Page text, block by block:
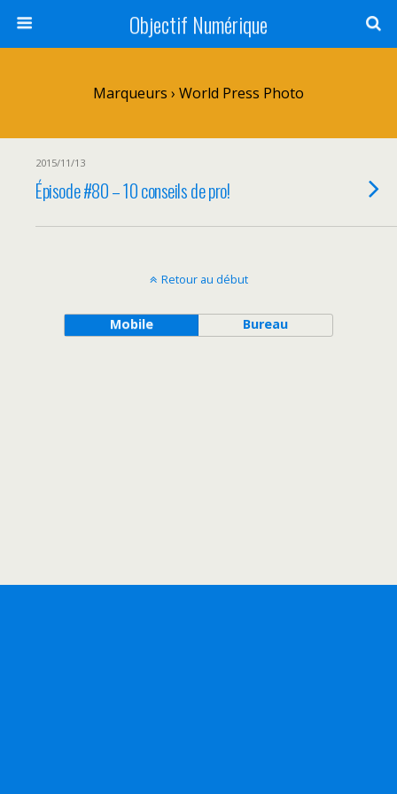
Objectif Numérique
Marqueurs › World Press Photo
2015/11/13
Épisode #80 – 10 conseils de pro!
Retour au début
Mobile Bureau